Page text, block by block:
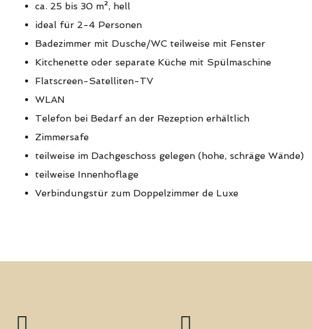
ca. 25 bis 30 m², hell
ideal für 2-4 Personen
Badezimmer mit Dusche/WC teilweise mit Fenster
Kitchenette oder separate Küche mit Spülmaschine
Flatscreen-Satelliten-TV
WLAN
Telefon bei Bedarf an der Rezeption erhältlich
Zimmersafe
teilweise im Dachgeschoss gelegen (hohe, schräge Wände)
teilweise Innenhoflage
Verbindungstür zum Doppelzimmer de Luxe